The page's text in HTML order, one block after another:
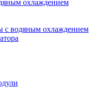
охлаждением
с водяным охлаждением